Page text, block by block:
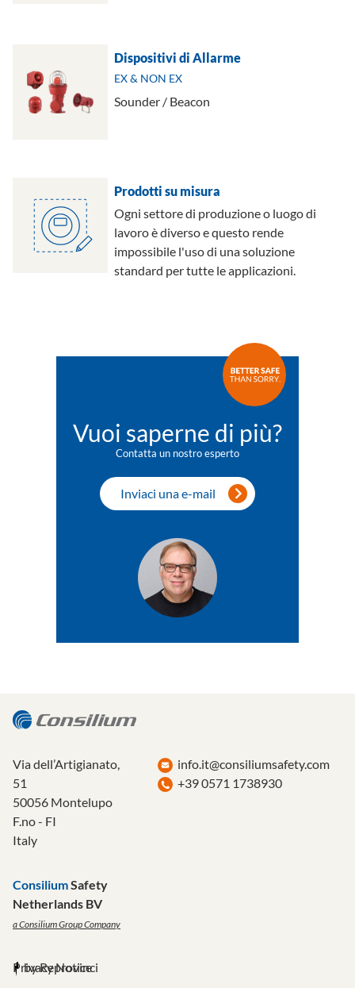
Dispositivi di Allarme
EX & NON EX
Sounder / Beacon
Prodotti su misura
Ogni settore di produzione o luogo di
lavoro è diverso e questo rende
impossibile l'uso di una soluzione
standard per tutte le applicazioni.
Vuoi saperne di più?
Contatta un nostro esperto
Inviaci una e-mail
Via dell’Artigianato,
51
50056 Montelupo
F.no - FI
Italy
Privacy Notice
info.it@consiliumsafety.com
+39 0571 1738930
ConsiliumSafety
Netherlands BV
a Consilium Group Company
by Reprovinci